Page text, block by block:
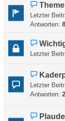
Letzter
Antworten: 8
Letzter
Letzter
Antworten: